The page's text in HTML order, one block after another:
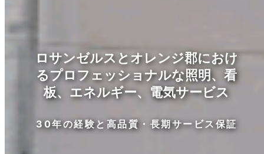
ロサンゼルスとオレンジ郡におけ
るプロフェッショナルな照明、看
板、エネルギー、電気サービス
30年の経験と高品質・長期サービス保証